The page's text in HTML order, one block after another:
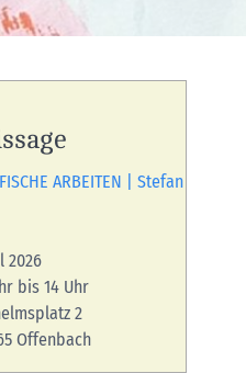
ARBEITEN | Stefan
2026
bis 14 Uhr
2
Offenbach